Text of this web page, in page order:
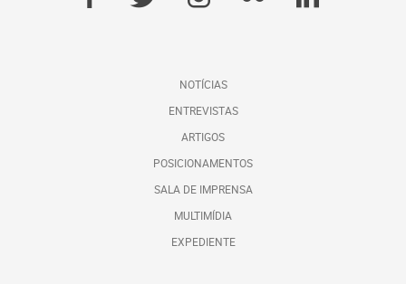
NOTÍCIAS
ENTREVISTAS
ARTIGOS
POSICIONAMENTOS
SALA DE IMPRENSA
MULTIMÍDIA
EXPEDIENTE